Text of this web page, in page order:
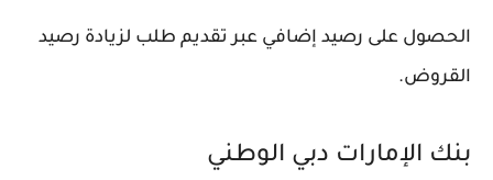
الحصول على رصيد إضافي عبر تقديم طلب لزيادة رصيد
القروض.
بنك الإمارات دبي الوطني